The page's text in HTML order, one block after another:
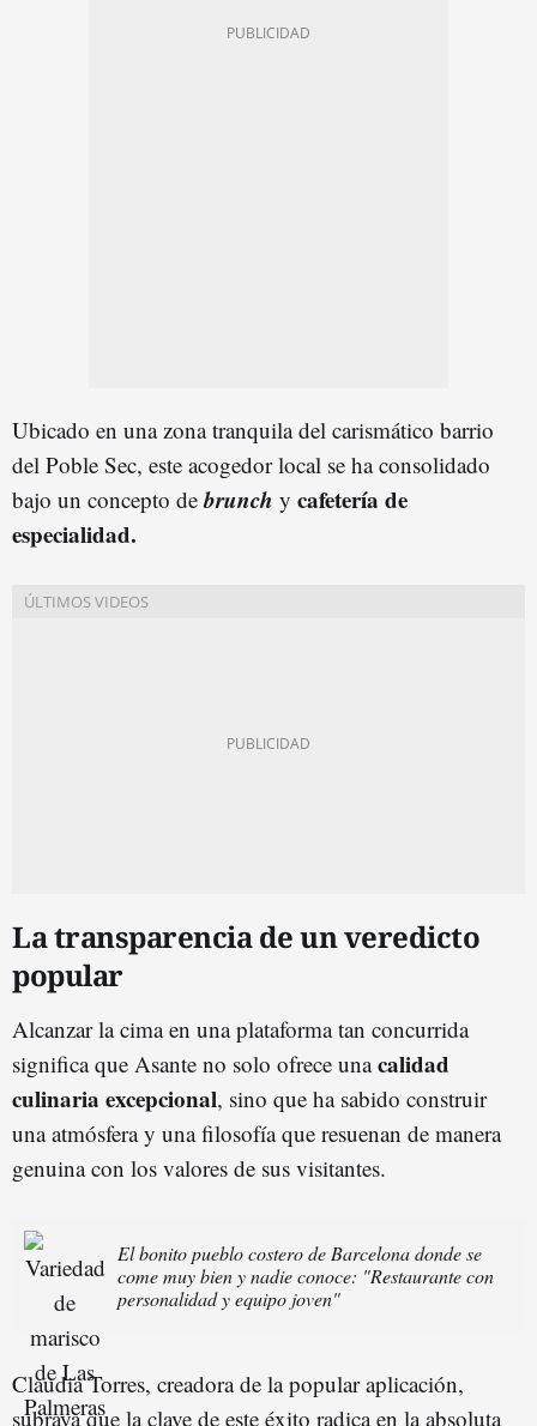
Ubicado en una zona tranquila del carismático barrio
del Poble Sec, este acogedor local se ha consolidado
bajo un concepto debrunch y cafetería de
especialidad.
La transparencia de un veredicto
popular
Alcanzar la cima en una plataforma tan concurrida
significa que Asante no solo ofrece unacalidad
culinaria excepcional, sino que ha sabido construir
una atmósfera y una filosofía que resuenan de manera
genuina con los valores de sus visitantes.
El bonito pueblo costero de Barcelona donde se
come muy bien y nadie conoce: "Restaurante con
personalidad y equipo joven"
Claudia Torres, creadora de la popular aplicación,
subraya que la clave de este éxito radica en la absoluta